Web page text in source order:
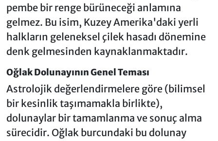
pembe bir renge bürüneceği anlamına
gelmez. Bu isim, Kuzey Amerika'daki yerli
halkların geleneksel çilek hasadı dönemine
denk gelmesinden kaynaklanmaktadır.
Oğlak Dolunayının Genel Teması
Astrolojik değerlendirmelere göre (bilimsel
bir kesinlik taşımamakla birlikte),
dolunaylar bir tamamlanma ve sonuç alma
sürecidir. Oğlak burcundaki bu dolunay